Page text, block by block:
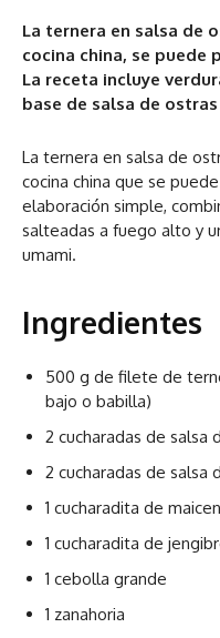
La ternera en salsa de
cocina china, se puede
La receta incluye
base de salsa de ostras
La ternera en salsa de
cocina china que se
elaboración simple,
salteadas a fuego alto y
umami.
Ingredientes
500 g de filete de
bajo o babilla)
2 cucharadas de salsa
2 cucharadas de salsa
1 cucharadita de
1 cucharadita de
1 cebolla grande
1 zanahoria